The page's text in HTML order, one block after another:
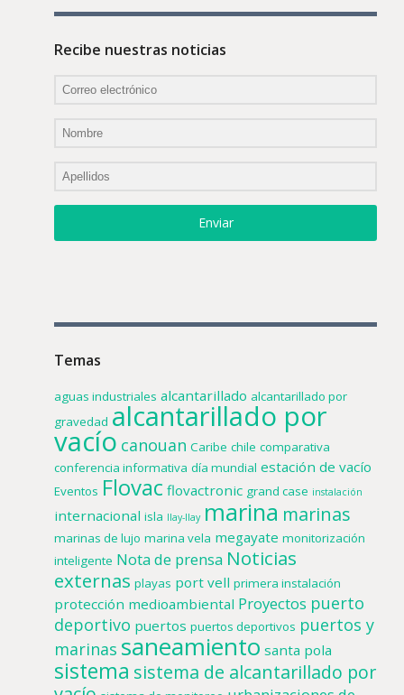
Recibe nuestras noticias
Enviar
Temas
aguas industriales alcantarillado alcantarillado por
gravedad alcantarillado por
vacío canouan Caribe chile comparativa
conferencia informativa día mundial estación de vacío
Eventos Flovac flovactronic grand case instalación
internacional isla llay-llay marina marinas
marinas de lujo marina vela megayate monitorización
inteligente Nota de prensa Noticias
externas playas port vell primera instalación
protección medioambiental Proyectos puerto
deportivo puertos puertos deportivos puertos y
marinas saneamiento santa pola
sistema sistema de alcantarillado por